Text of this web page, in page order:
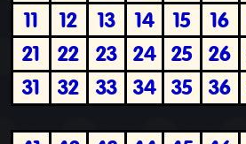
11
12 13 14 15 16
21
22 23 24 25 26
31
32 33 34 35 36